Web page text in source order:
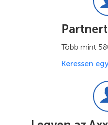
Több mint
Keressen